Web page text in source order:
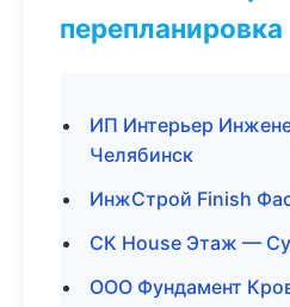
перепланировка
ИП Интерьер
Челябинск
ИнжСтрой Finish
СК House Этаж —
ООО Фундамент